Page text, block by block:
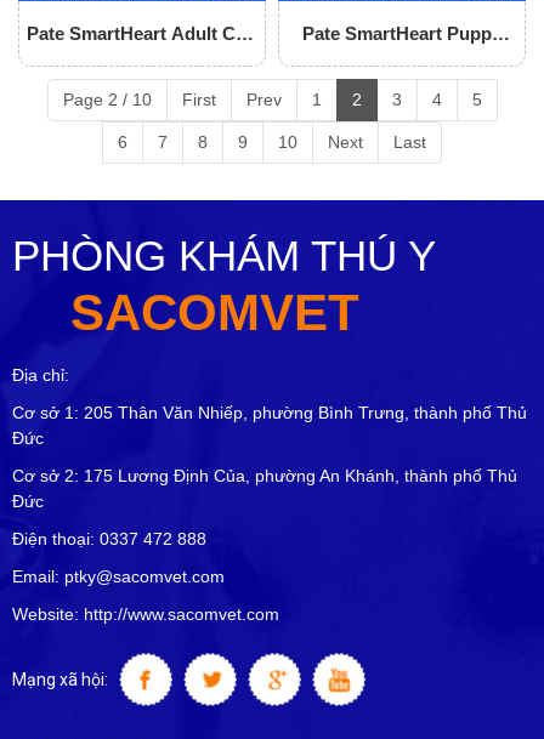
Pate SmartHeart Adult Cho
Pate SmartHeart Puppy
Page 2 / 10 First Prev 1 2 3 4 5
6 7 8 9 10 Next Last
PHÒNG KHÁM THÚ Y
SACOMVET
Địa chỉ:
Cơ sở 1: 205 Thân Văn Nhiếp, phường Bình Trưng, thành phố Thủ
Đức
Cơ sở 2: 175 Lương Định Của, phường An Khánh, thành phố Thủ
Đức
Điện thoại: 0337 472 888
Email: ptky@sacomvet.com
Website: http://www.sacomvet.com
Mạng xã hội: